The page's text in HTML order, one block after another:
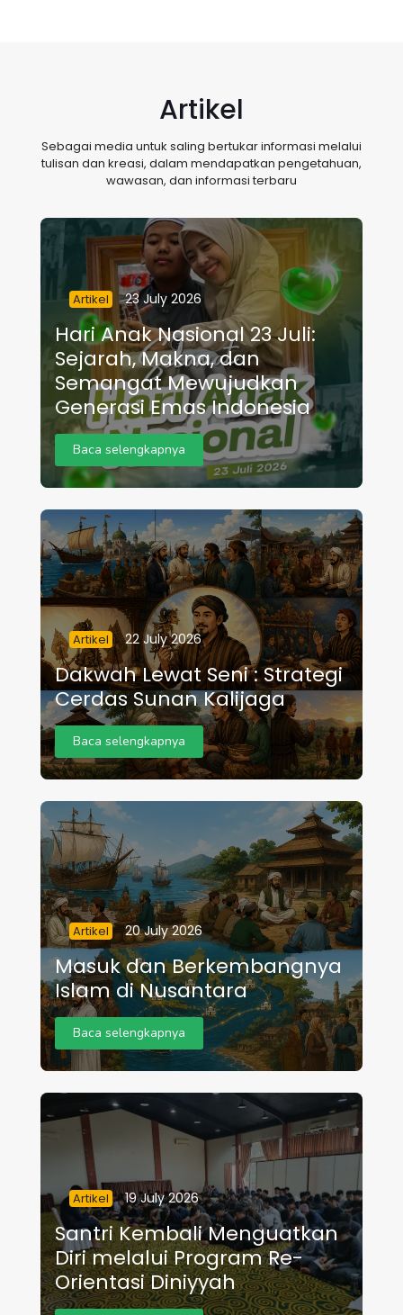
Artikel
Sebagai media untuk saling bertukar informasi melalui
tulisan dan kreasi, dalam mendapatkan pengetahuan,
wawasan, dan informasi terbaru
Artikel 23 July 2026
Hari Anak Nasional 23 Juli:
Sejarah, Makna, dan
Semangat Mewujudkan
Generasi Emas Indonesia
Baca selengkapnya
Artikel 22 July 2026
Dakwah Lewat Seni : Strategi
Cerdas Sunan Kalijaga
Baca selengkapnya
Artikel 20 July 2026
Masuk dan Berkembangnya
Islam di Nusantara
Baca selengkapnya
Artikel 19 July 2026
Santri Kembali Menguatkan
Diri melalui Program Re-
Orientasi Diniyyah